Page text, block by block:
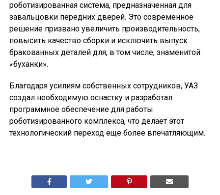
роботизированная система, предназначенная для
завальцовки передних дверей. Это современное
решение призвано увеличить производительность,
повысить качество сборки и исключить выпуск
бракованных деталей для, в том числе, знаменитой
«буханки».
Благодаря усилиям собственных сотрудников, УАЗ
создал необходимую оснастку и разработал
программное обеспечение для работы
роботизированного комплекса, что делает этот
технологический переход еще более впечатляющим.